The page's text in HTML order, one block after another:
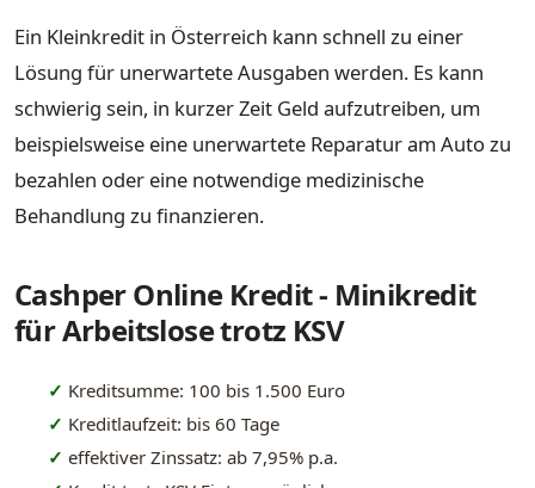
Ein Kleinkredit in Österreich kann schnell zu einer
Lösung für unerwartete Ausgaben werden. Es kann
schwierig sein, in kurzer Zeit Geld aufzutreiben, um
beispielsweise eine unerwartete Reparatur am Auto zu
bezahlen oder eine notwendige medizinische
Behandlung zu finanzieren.
Cashper Online Kredit - Minikredit
für Arbeitslose trotz KSV
✓ Kreditsumme: 100 bis 1.500 Euro
✓ Kreditlaufzeit: bis 60 Tage
✓ effektiver Zinssatz: ab 7,95% p.a.